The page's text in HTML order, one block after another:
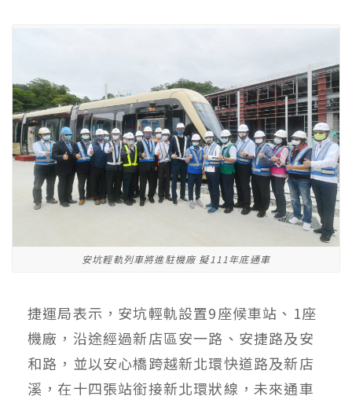
安坑輕軌列車將進駐機廠 擬111年底通車
捷運局表示，安坑輕軌設置9座候車站、1座
機廠，沿途經過新店區安一路、安捷路及安
和路，並以安心橋跨越新北環快道路及新店
溪，在十四張站銜接新北環狀線，未來通車